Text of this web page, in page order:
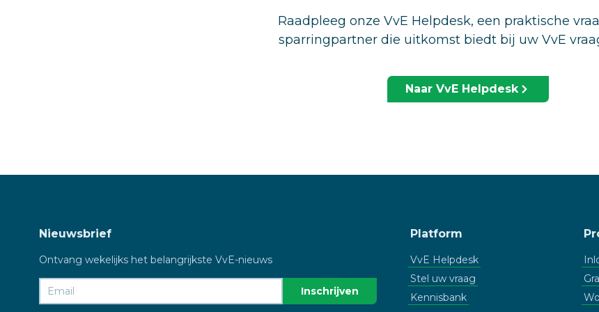
Raadpleeg onze VvE Helpdesk, een praktische
sparringpartner die uitkomst biedt bij uw VvE
Naar VvE Helpdesk
Nieuwsbrief
Ontvang wekelijks het belangrijkste VvE-nieuws
Platform
VvE Helpdesk
Stel uw vraag
Kennisbank